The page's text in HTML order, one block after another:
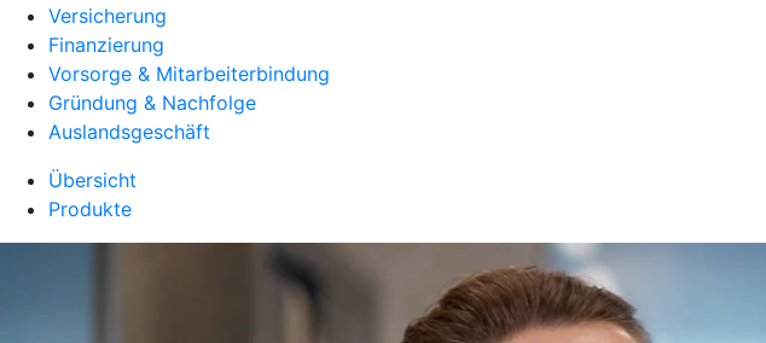
Versicherung
Finanzierung
Vorsorge & Mitarbeiterbindung
Gründung & Nachfolge
Auslandsgeschäft
Übersicht
Produkte